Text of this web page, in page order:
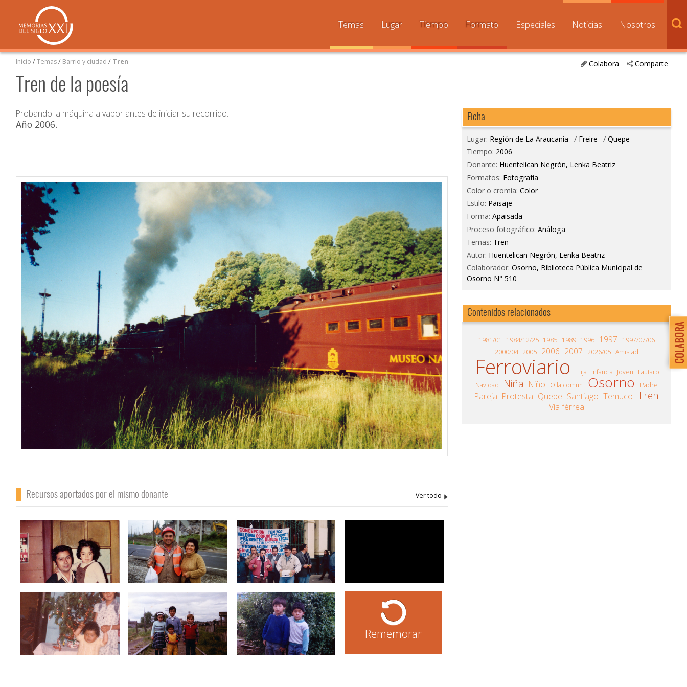
Temas Lugar Tiempo Formato Especiales Noticias Nosotros
Comparte
Colabora
Inicio /Temas/ Barrio y ciudad / Tren
Tren de la poesía
Probando la máquina a vapor antes de iniciar su recorrido.
Año 2006.
Recursos aportados por el mismo donante
Rememorar
Ficha
Lugar: Región de La Araucanía / Freire / Quepe
Tiempo: 2006
Donante: Huentelican Negrón, Lenka Beatriz
Formatos: Fotografía
Color o cromía: Color
Estilo: Paisaje
Forma: Apaisada
Proceso fotográfico: Análoga
Temas: Tren
Autor: Huentelican Negrón, Lenka Beatriz
Colaborador: Osorno, Biblioteca Pública Municipal de
Osorno N° 510
Contenidos relacionados
1981/01 1984/12/25 1985 1989 1996 1997
1997/07/06
2000/04 2005 2006 2007 2026/05 Amistad
Ferroviario Hija Infancia Joven
Lautaro
Navidad
Niña Niño Olla común Osorno Padre
Pareja Protesta Quepe Santiago Temuco Tren
Vía férrea